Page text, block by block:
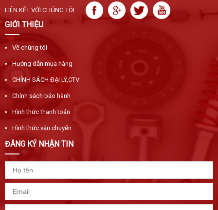
LIÊN KẾT VỚI CHÚNG TÔI:
GIỚI THIỆU
Về chúng tôi
Hướng dẫn mua hàng
CHÍNH SÁCH ĐẠI LÝ,CTV
Chính sách bảo hành
Hình thức thanh toán
Hình thức vận chuyển
ĐĂNG KÝ NHẬN TIN